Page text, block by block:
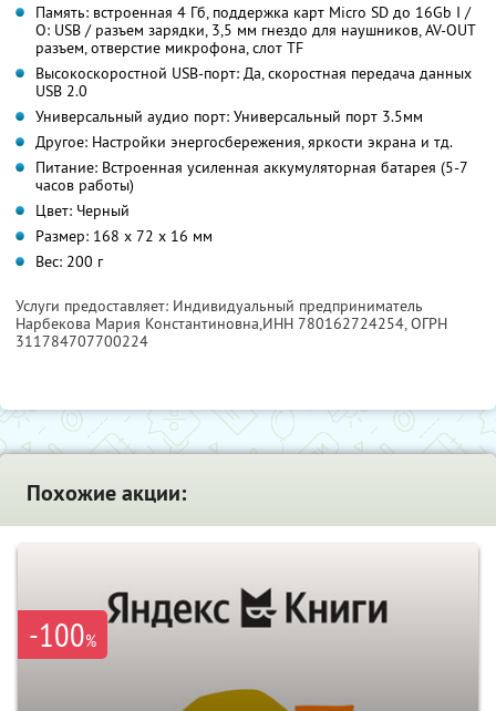
Память: встроенная 4 Гб, поддержка карт Micro SD до 16Gb I /
O: USB / разъем зарядки, 3,5 мм гнездо для наушников, AV-OUT
разъем, отверстие микрофона, слот TF
Высокоскоростной USB-порт: Да, скоростная передача данных
USB 2.0
Универсальный аудио порт: Универсальный порт 3.5мм
Другое: Настройки энергосбережения, яркости экрана и тд.
Питание: Встроенная усиленная аккумуляторная батарея (5-7
часов работы)
Цвет: Черный
Размер: 168 х 72 х 16 мм
Вес: 200 г
Услуги предоставляет: Индивидуальный предприниматель
Нарбекова Мария Константиновна,ИНН 780162724254, ОГРН
311784707700224
Похожие акции:
-100%